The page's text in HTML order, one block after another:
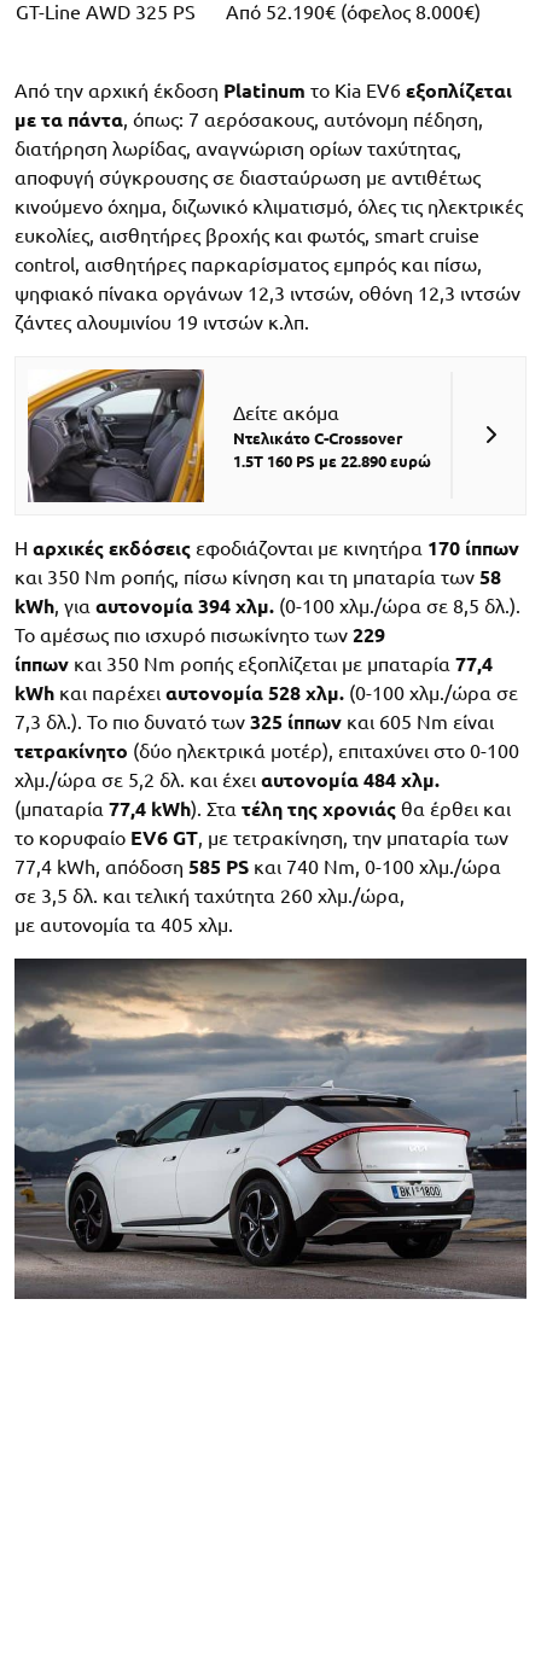
GT-Line AWD 325 PS
Από 52.190€ (όφελος 8.000€)
Από την αρχική έκδοση Platinum το Kia EV6 εξοπλίζεται
με τα πάντα, όπως: 7 αερόσακους, αυτόνομη πέδηση,
διατήρηση λωρίδας, αναγνώριση ορίων ταχύτητας,
αποφυγή σύγκρουσης σε διασταύρωση με αντιθέτως
κινούμενο όχημα, διζωνικό κλιματισμό, όλες τις ηλεκτρικές
ευκολίες, αισθητήρες βροχής και φωτός, smart cruise
control, αισθητήρες παρκαρίσματος εμπρός και πίσω,
ψηφιακό πίνακα οργάνων 12,3 ιντσών, οθόνη 12,3 ιντσών
ζάντες αλουμινίου 19 ιντσών κ.λπ.
Δείτε ακόμα
Ντελικάτο C-Crossover
1.5Τ 160 PS με 22.890 ευρώ
Η αρχικές εκδόσεις εφοδιάζονται με κινητήρα 170 ίππων
και 350 Nm ροπής, πίσω κίνηση και τη μπαταρία των 58
kWh, για αυτονομία 394 χλμ. (0-100 χλμ./ώρα σε 8,5 δλ.).
Το αμέσως πιο ισχυρό πισωκίνητο των 229
ίππων και 350 Nm ροπής εξοπλίζεται με μπαταρία 77,4
kWh και παρέχει αυτονομία 528 χλμ. (0-100 χλμ./ώρα σε
7,3 δλ.). Το πιο δυνατό των 325 ίππων και 605 Nm είναι
τετρακίνητο (δύο ηλεκτρικά μοτέρ), επιταχύνει στο 0-100
χλμ./ώρα σε 5,2 δλ. και έχει αυτονομία 484 χλμ.
(μπαταρία 77,4 kWh). Στα τέλη της χρονιάς θα έρθει και
το κορυφαίο EV6 GT, με τετρακίνηση, την μπαταρία των
77,4 kWh, απόδοση 585 PS και 740 Nm, 0-100 χλμ./ώρα
σε 3,5 δλ. και τελική ταχύτητα 260 χλμ./ώρα,
με αυτονομία τα 405 χλμ.